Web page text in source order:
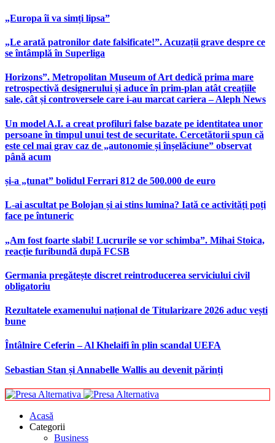
„Europa îi va simți lipsa”
„Le arată patronilor date falsificate!”. Acuzații grave despre ce
se întâmplă în Superliga
Horizons”. Metropolitan Museum of Art dedică prima mare
retrospectivă designerului și aduce în prim-plan atât creațiile
sale, cât și controversele care i-au marcat cariera – Aleph News
Un model A.I. a creat profiluri false bazate pe identitatea unor
persoane în timpul unui test de securitate. Cercetătorii spun că
este cel mai grav caz de „autonomie și înșelăciune” observat
până acum
și-a „tunat” bolidul Ferrari 812 de 500.000 de euro
L-ai ascultat pe Bolojan și ai stins lumina? Iată ce activități poți
face pe întuneric
„Am fost foarte slabi! Lucrurile se vor schimba”. Mihai Stoica,
reacție furibundă după FCSB
Germania pregătește discret reintroducerea serviciului civil
obligatoriu
Rezultatele examenului național de Titularizare 2026 aduc vești
bune
Întâlnire Ceferin – Al Khelaifi în plin scandal UEFA
Sebastian Stan și Annabelle Wallis au devenit părinți
Acasă
Categorii
Business